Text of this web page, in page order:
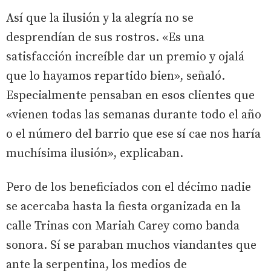
Así que la ilusión y la alegría no se
desprendían de sus rostros. «Es una
satisfacción increíble dar un premio y ojalá
que lo hayamos repartido bien», señaló.
Especialmente pensaban en esos clientes que
«vienen todas las semanas durante todo el año
o el número del barrio que ese sí cae nos haría
muchísima ilusión», explicaban.
Pero de los beneficiados con el décimo nadie
se acercaba hasta la fiesta organizada en la
calle Trinas con Mariah Carey como banda
sonora. Sí se paraban muchos viandantes que
ante la serpentina, los medios de